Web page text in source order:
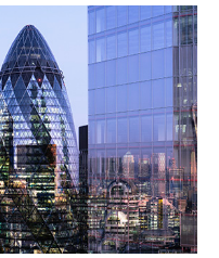
dans d’autres